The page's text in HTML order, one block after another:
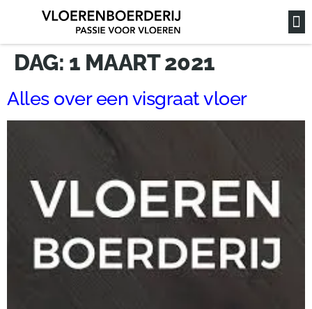
DAG: 1 MAART 2021
Alles over een visgraat vloer